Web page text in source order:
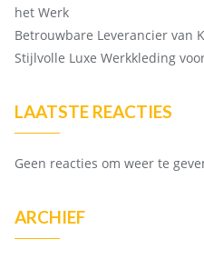
het Werk
Betrouwbare Leverancier van
Stijlvolle Luxe Werkkleding
LAATSTE REACTIES
Geen reacties om weer te
ARCHIEF